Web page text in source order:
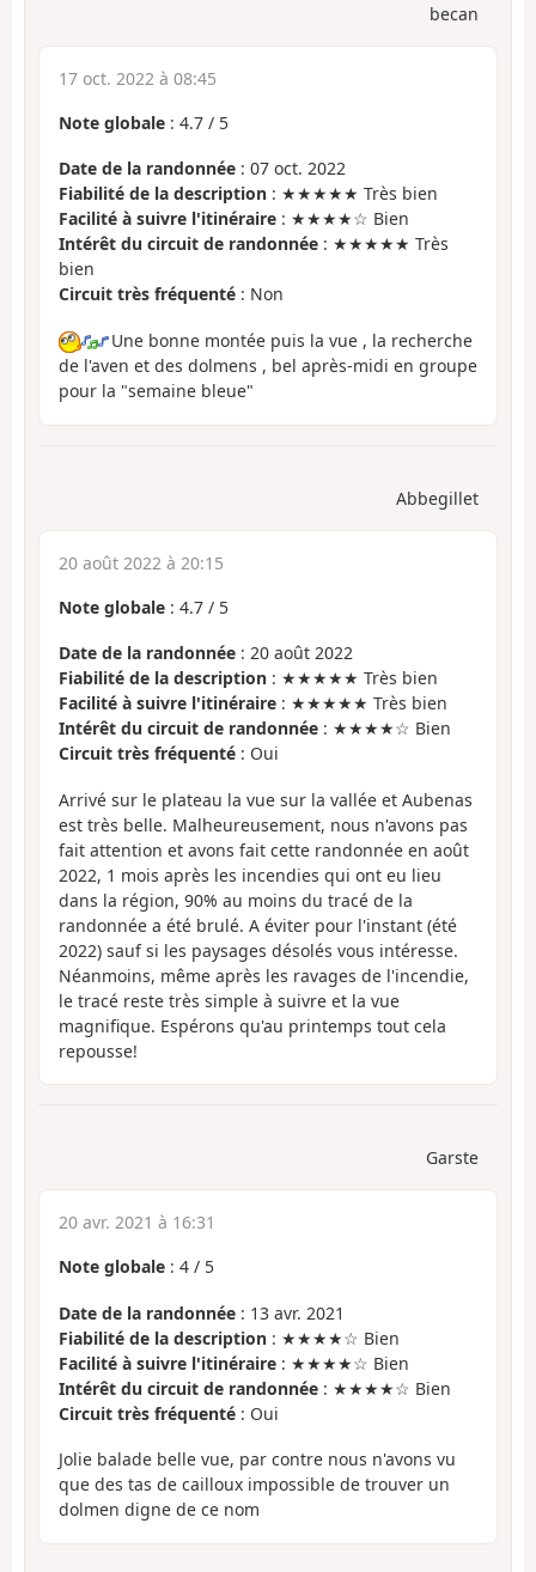
becan
17 oct. 2022 à 08:45
Note globale : 4.7 / 5
Date de la randonnée : 07 oct. 2022
Fiabilité de la description : ★★★★★ Très bien
Facilité à suivre l'itinéraire : ★★★★☆ Bien
Intérêt du circuit de randonnée : ★★★★★ Très
bien
Circuit très fréquenté : Non
Une bonne montée puis la vue , la recherche
de l'aven et des dolmens , bel après-midi en groupe
pour la "semaine bleue"
Abbegillet
20 août 2022 à 20:15
Note globale : 4.7 / 5
Date de la randonnée : 20 août 2022
Fiabilité de la description : ★★★★★ Très bien
Facilité à suivre l'itinéraire : ★★★★★ Très bien
Intérêt du circuit de randonnée : ★★★★☆ Bien
Circuit très fréquenté : Oui
Arrivé sur le plateau la vue sur la vallée et Aubenas
est très belle. Malheureusement, nous n'avons pas
fait attention et avons fait cette randonnée en août
2022, 1 mois après les incendies qui ont eu lieu
dans la région, 90% au moins du tracé de la
randonnée a été brulé. A éviter pour l'instant (été
2022) sauf si les paysages désolés vous intéresse.
Néanmoins, même après les ravages de l'incendie,
le tracé reste très simple à suivre et la vue
magnifique. Espérons qu'au printemps tout cela
repousse!
Garste
20 avr. 2021 à 16:31
Note globale : 4 / 5
Date de la randonnée : 13 avr. 2021
Fiabilité de la description : ★★★★☆ Bien
Facilité à suivre l'itinéraire : ★★★★☆ Bien
Intérêt du circuit de randonnée : ★★★★☆ Bien
Circuit très fréquenté : Oui
Jolie balade belle vue, par contre nous n'avons vu
que des tas de cailloux impossible de trouver un
dolmen digne de ce nom